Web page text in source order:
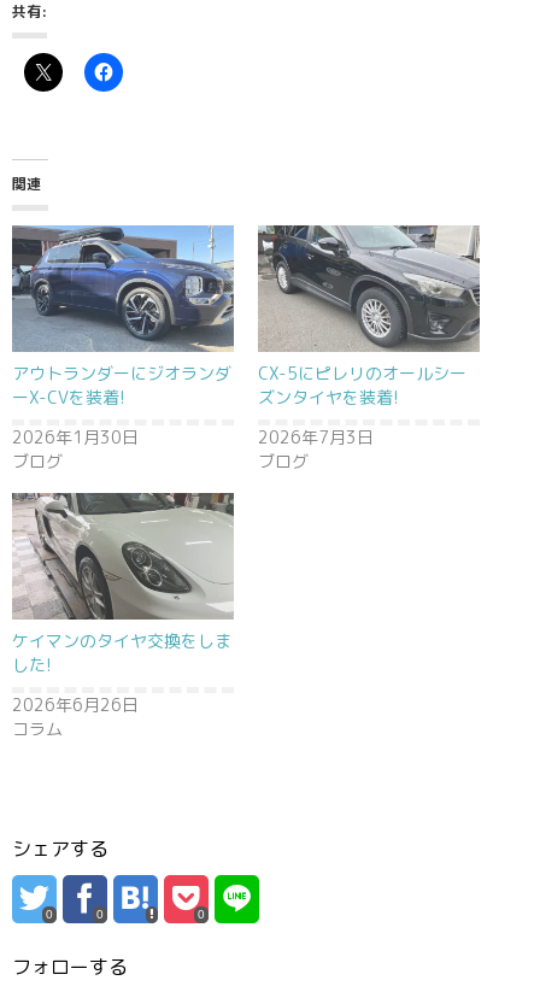
共有:
関連
アウトランダーにジオランダ
ーX-CVを装着!
2026年1月30日
ブログ
CX-5にピレリのオールシー
ズンタイヤを装着!
2026年7月3日
ブログ
ケイマンのタイヤ交換をしま
した!
2026年6月26日
コラム
シェアする
0 0 0
フォローする